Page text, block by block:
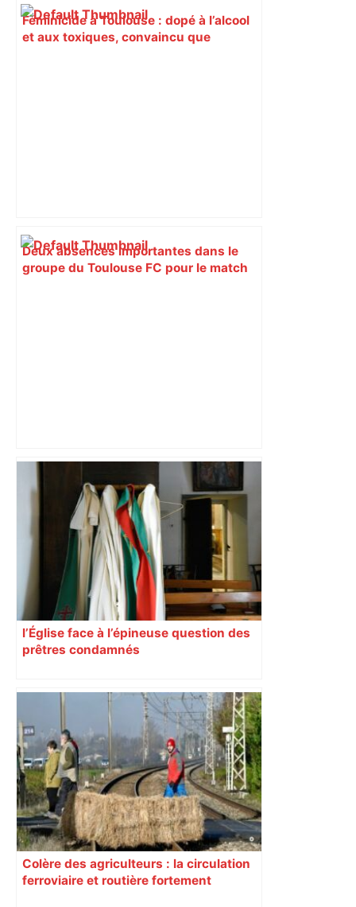
Féminicide à Toulouse : dopé à l’alcool
et aux toxiques, convaincu que
Deux absences importantes dans le
groupe du Toulouse FC pour le match
Super League : entame ratée, excès de
précipitation, les Toulousains
connaissent les raisons de leur échec
face à Warrington – ladepeche.fr
l’Église face à l’épineuse question des
prêtres condamnés
Colère des agriculteurs : la circulation
ferroviaire et routière fortement